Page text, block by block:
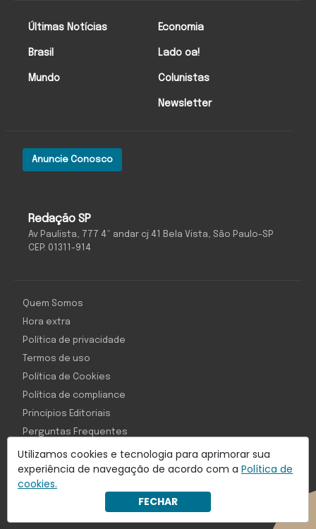
Utilizamos cookies e tecnologia para aprimorar sua
experiência de navegação de acordo com a Política de
cookies.
FECHAR
Redação SP
Av Paulista, 777 4º andar cj 41 Bela Vista, São Paulo-SP
CEP: 01311-914
Anuncie Conosco
Últimas Notícias
Brasil
Mundo
Economia
Lado oa!
Colunistas
Newsletter
Com inteligência e tecnologia:
Object1ve - Marketing Solution
Quem Somos
Hora extra
Política de privacidade
Termos de uso
Política de Cookies
Política de compliance
Princípios Editoriais
Perguntas Frequentes